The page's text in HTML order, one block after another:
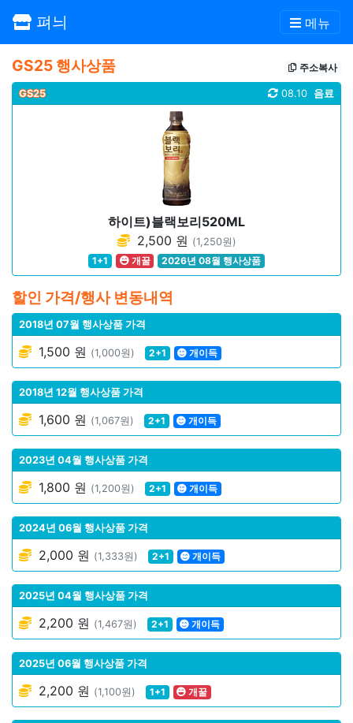
펴늬 메뉴
GS25 행사상품 주소복사
GS25 음료
08.10
하이트)블랙보리520ML
2,500 원 (1,250원)
1+1
개꿀 2026년 08월 행사상품
할인 가격/행사 변동내역
2018년 07월 행사상품 가격
1,500 원 (1,000원) 2+1 개이득
2018년 12월 행사상품 가격
1,600 원 (1,067원) 2+1 개이득
2023년 04월 행사상품 가격
1,800 원 (1,200원) 2+1 개이득
2024년 06월 행사상품 가격
2,000 원 (1,333원) 2+1 개이득
2025년 04월 행사상품 가격
2,200 원 (1,467원) 2+1 개이득
2025년 06월 행사상품 가격
2,200 원 (1,100원) 1+1 개꿀